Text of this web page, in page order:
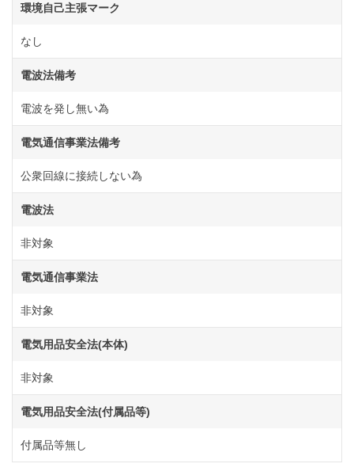
環境自己主張マーク
なし
電波法備考
電波を発し無い為
電気通信事業法備考
公衆回線に接続しない為
電波法
非対象
電気通信事業法
非対象
電気用品安全法(本体)
非対象
電気用品安全法(付属品等)
付属品等無し